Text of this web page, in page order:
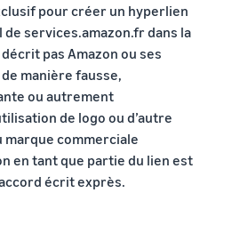
pour créer un hyperlien
de services.amazon.fr dans la
pas Amazon ou ses
manière fausse,
ou autrement
de logo ou d’autre
commerciale
en tant que partie du lien est
écrit exprès.